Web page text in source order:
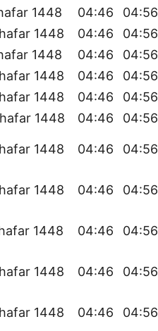
1448 04:46 04:56
1448 04:46 04:56
1448 04:46 04:56
1448 04:46 04:56
1448 04:46 04:56
1448 04:46 04:56
1448 04:46 04:56
1448 04:46 04:56
1448 04:46 04:56
1448 04:46 04:56
1448 04:46 04:56